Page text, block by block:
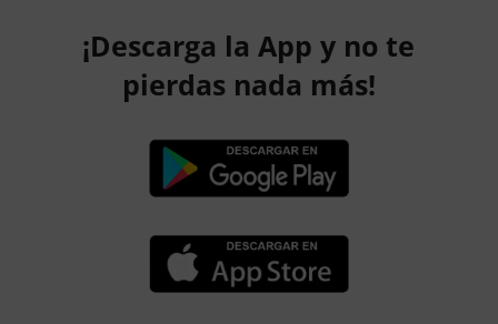
¡Descarga la App y no te
pierdas nada más!